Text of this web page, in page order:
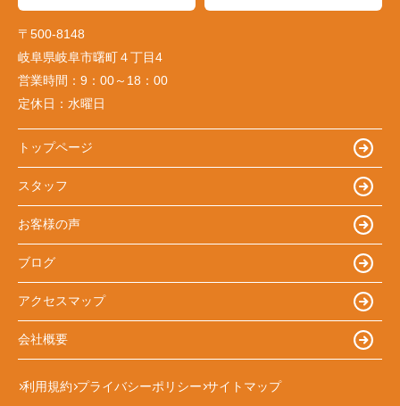
〒500-8148
岐阜県岐阜市曙町４丁目4
営業時間： 9：00～18：00
定休日： 水曜日
トップページ
スタッフ
お客様の声
ブログ
アクセスマップ
会社概要
利用規約 プライバシーポリシー サイトマップ